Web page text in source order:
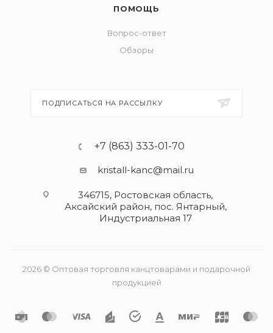
ПОМОЩЬ
Вопрос-ответ
Обзоры
ПОДПИСАТЬСЯ НА РАССЫЛКУ
+7 (863) 333-01-70
kristall-kanc@mail.ru
346715, Ростовская область​,
Аксайский район, пос. Янтарный,
Индустриальная 17
2026 © Оптовая торговля канцтоварами и подарочной
продукцией